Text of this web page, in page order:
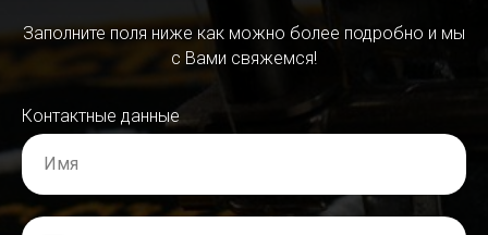
Заполните поля ниже как можно более подробно и мы
с Вами свяжемся!
Контактные данные
Имя